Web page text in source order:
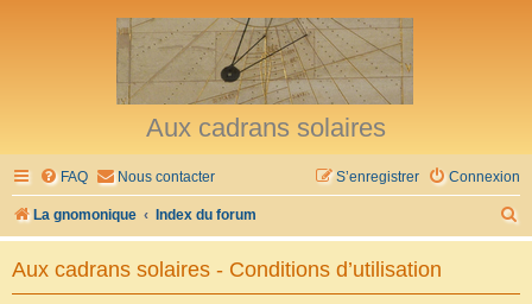
Aux cadrans solaires
FAQ Nous contacter Connexion
S’enregistrer
La gnomonique Index du forum
e
Aux cadrans solaires - Conditions d’utilisation